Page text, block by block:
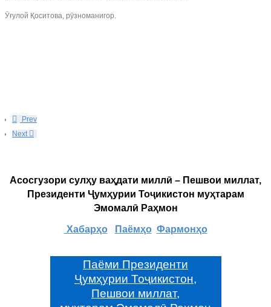
Ӯғулой Қоситова, рӯзноманигор.
Prev
Next
Асосгузори сулҳу ваҳдати миллӣ – Пешвои миллат,
Президенти Ҷумҳурии Тоҷикистон муҳтарам
Эмомалӣ Раҳмон
Хабарҳо Паёмҳо Фармонҳо
Паёми Президенти
Ҷумҳурии Тоҷикистон,
Пешвои миллат,